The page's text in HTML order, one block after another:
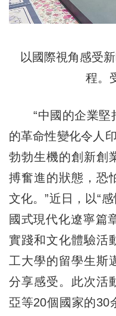
以國際視角感受
程。
“中國的企業堅
的革命性變化令人
勃勃生機的創新創
搏奮進的狀態，恐
文化。”近日，以“
國式現代化遼寧篇
實踐和文化體驗活
工大學的留學生斯
分享感受。此次活
亞等20個國家的30